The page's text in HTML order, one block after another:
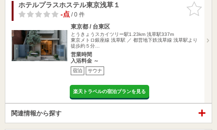
お気に入
りに追加
ホテルプラスホステル東京浅草１
-点/ 0 件
東京都 / 台東区
とうきょうスカイツリー駅1.23km 浅草駅337m
東京メトロ銀座線 浅草駅 ／ 都営地下鉄浅草線 浅草駅より
徒歩約５分…
営業時間
入浴料金 ～
宿泊 サウナ
楽天トラベルの宿泊プランを見る
関連情報から探す